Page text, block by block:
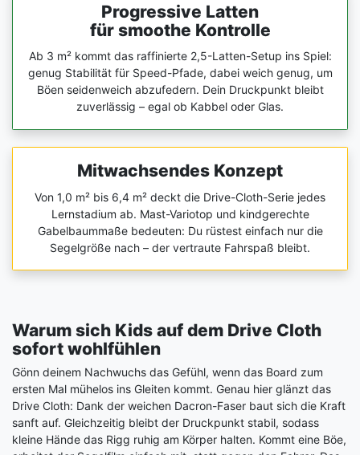
Progressive Latten
für smoothe Kontrolle
Ab 3 m² kommt das raffinierte 2,5-Latten-Setup ins Spiel:
genug Stabilität für Speed-Pfade, dabei weich genug, um
Böen seidenweich abzufedern. Dein Druckpunkt bleibt
zuverlässig – egal ob Kabbel oder Glas.
Mitwachsendes Konzept
Von 1,0 m² bis 6,4 m² deckt die Drive-Cloth-Serie jedes
Lernstadium ab. Mast-Variotop und kindgerechte
Gabelbaummaße bedeuten: Du rüstest einfach nur die
Segelgröße nach – der vertraute Fahrspaß bleibt.
Warum sich Kids auf dem Drive Cloth
sofort wohlfühlen
Gönn deinem Nachwuchs das Gefühl, wenn das Board zum
ersten Mal mühelos ins Gleiten kommt. Genau hier glänzt das
Drive Cloth: Dank der weichen Dacron-Faser baut sich die Kraft
sanft auf. Gleichzeitig bleibt der Druckpunkt stabil, sodass
kleine Hände das Rigg ruhig am Körper halten. Kommt eine Böe,